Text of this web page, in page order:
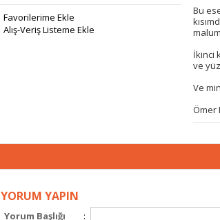
Favorilerime Ekle
Alış-Veriş Listeme Ekle
Bu
İkinci
ve
Ve
Ömer
YORUM YAPIN
Yorum Başlığı :